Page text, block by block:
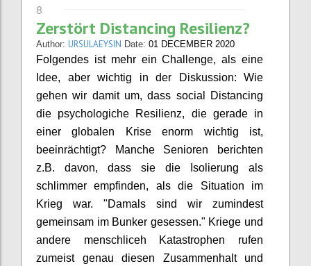
8
Zerstört Distancing Resilienz?
Author: URSULAEYSIN Date: 01 DECEMBER 2020
Folgendes ist mehr ein Challenge, als eine
Idee, aber wichtig in der Diskussion: Wie
gehen wir damit um, dass social Distancing
die psychologiche Resilienz, die gerade in
einer globalen Krise enorm wichtig ist,
beeinrächtigt? Manche Senioren berichten
z.B. davon, dass sie die Isolierung als
schlimmer empfinden, als die Situation im
Krieg war. "Damals sind wir zumindest
gemeinsam im Bunker gesessen." Kriege und
andere menschliceh Katastrophen rufen
zumeist genau diesen Zusammenhalt und